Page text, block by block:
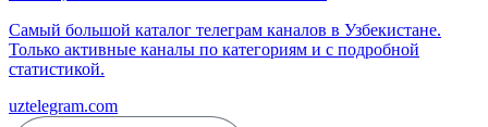
Самый большой каталог телеграм каналов в Узбекистане.
Только активные каналы по категориям и с подробной
статистикой.
uztelegram.com